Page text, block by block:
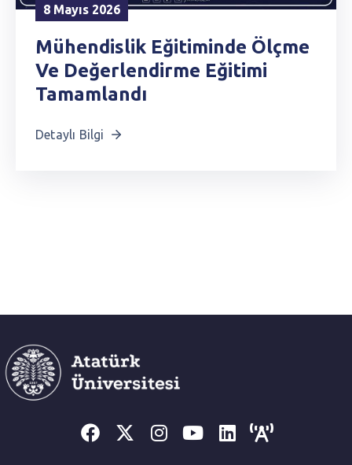
8 Mayıs 2026
Mühendislik Eğitiminde Ölçme
Ve Değerlendirme Eğitimi
Tamamlandı
Detaylı Bilgi